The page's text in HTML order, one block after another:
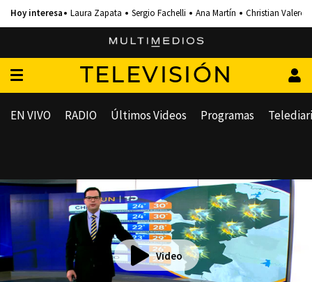
Laura Zapata Sergio Fachelli Ana Martín Christian Valero
TELEVISIÓN
EN VIVO RADIO Últimos Videos Programas
Video